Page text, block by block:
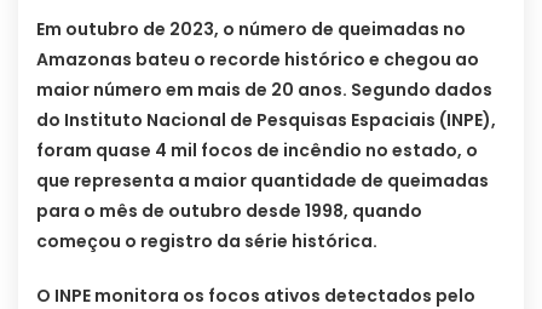
Em outubro de 2023, o número de queimadas no
Amazonas bateu o recorde histórico e chegou ao
maior número em mais de 20 anos. Segundo dados
do Instituto Nacional de Pesquisas Espaciais (INPE),
foram quase 4 mil focos de incêndio no estado, o
que representa a maior quantidade de queimadas
para o mês de outubro desde 1998, quando
começou o registro da série histórica.
O INPE monitora os focos ativos detectados pelo